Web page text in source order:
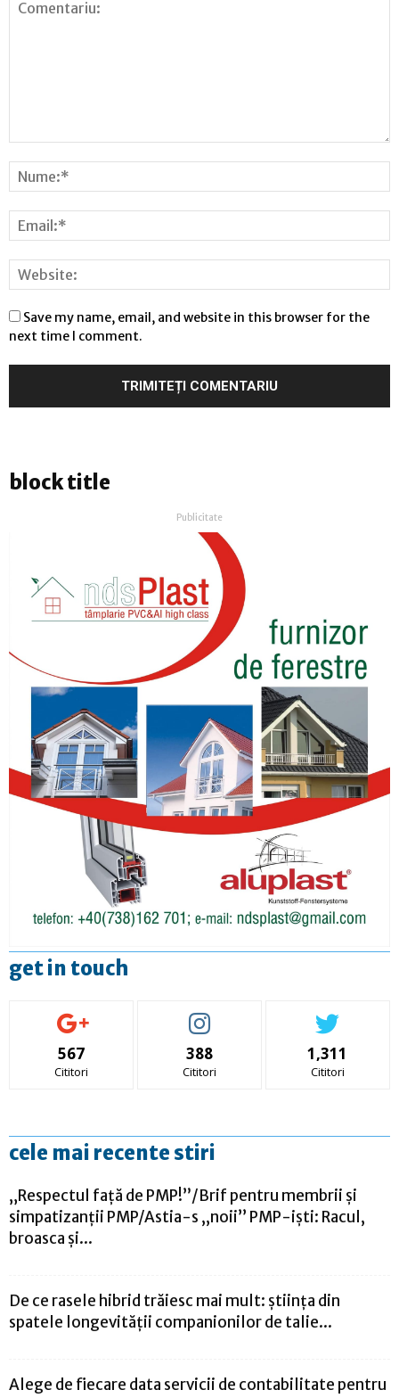
Save my name, email, and website in this browser for the
next time I comment.
block title
Publicitate
get in touch
567
Cititori
388
Cititori
1,311
Cititori
cele mai recente stiri
„Respectul față de PMP!”/Brif pentru membrii și
simpatizanții PMP/Astia-s ,,noii’’ PMP-iști: Racul,
broasca și...
De ce rasele hibrid trăiesc mai mult: știința din
spatele longevității companionilor de talie...
Alege de fiecare data servicii de contabilitate pentru